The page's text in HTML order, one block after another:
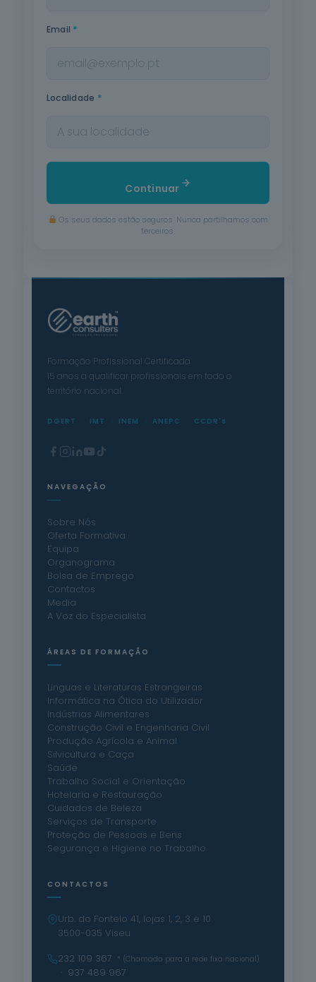
Email *
Localidade *
Continuar
Os seus dados estão seguros. Nunca partilhamos com
terceiros.
Formação Profissional Certificada.
15 anos a qualificar profissionais em todo o
território nacional.
DGERT IMT INEM ANEPC CCDR's
NAVEGAÇÃO
Sobre Nós
Oferta Formativa
Equipa
Organograma
Bolsa de Emprego
Contactos
Media
A Voz do Especialista
ÁREAS DE FORMAÇÃO
Línguas e Literaturas Estrangeiras
Informática na Ótica do Utilizador
Indústrias Alimentares
Construção Civil e Engenharia Civil
Produção Agrícola e Animal
Silvicultura e Caça
Saúde
Trabalho Social e Orientação
Hotelaria e Restauração
Cuidados de Beleza
Serviços de Transporte
Proteção de Pessoas e Bens
Segurança e Higiene no Trabalho
CONTACTOS
Urb. do Fontelo 41, lojas 1, 2, 3 e 10
3500-035 Viseu
232 109 367
* (Chamada para a rede fixa nacional)
· 937 489 967